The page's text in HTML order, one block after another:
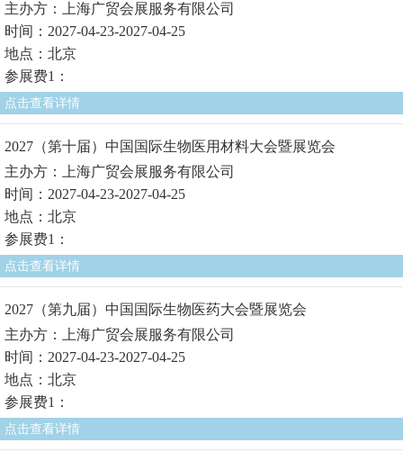
主办方：上海广贸会展服务有限公司
时间：2027-04-23-2027-04-25
地点：北京
参展费1：
点击查看详情
2027（第十届）中国国际生物医用材料大会暨展览会
主办方：上海广贸会展服务有限公司
时间：2027-04-23-2027-04-25
地点：北京
参展费1：
点击查看详情
2027（第九届）中国国际生物医药大会暨展览会
主办方：上海广贸会展服务有限公司
时间：2027-04-23-2027-04-25
地点：北京
参展费1：
点击查看详情